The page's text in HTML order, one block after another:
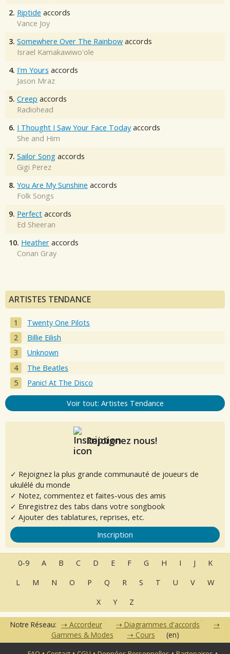
2. Riptide accords
Vance Joy
3. Somewhere Over The Rainbow accords
Israel Kamakawiwo'ole
4. I'm Yours accords
Jason Mraz
5. Creep accords
Radiohead
6. I Thought I Saw Your Face Today accords
She and Him
7. Sailor Song accords
Gigi Perez
8. You Are My Sunshine accords
Folk Songs
9. Perfect accords
Ed Sheeran
10. Heather accords
Conan Gray
ARTISTES TENDANCE
Twenty One Pilots
Billie Eilish
Unknown
The Beatles
Panic! At The Disco
Voir tout: Artistes Tendance
Rejoignez nous!
✓ Rejoignez la plus grande communauté de joueurs de
ukulélé du monde
✓ Notez, commentez et faites-vous des amis
✓ Enregistrez des tabs dans votre songbook
✓ Ajouter des tablatures, reprises, etc.
Inscription
0-9 A B C D E F G H I J
K
L
M N O P Q R S T U V
W
X
Y Z
Notre Réseau: Accordeur
Diagrammes d'accords
Gammes & Modes
Cours (en)